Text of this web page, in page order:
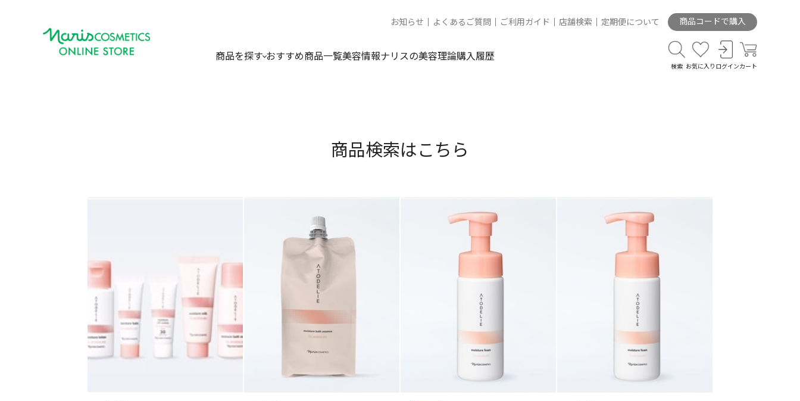
お知らせ よくあるご質問 ご利用ガイド 店舗検索 定期便について 商品コードで購入
商品を探す おすすめ商品一覧美容情報ナリスの美容理論購入履歴
検索 お気に入り ログイン カート
商品検索はこちら